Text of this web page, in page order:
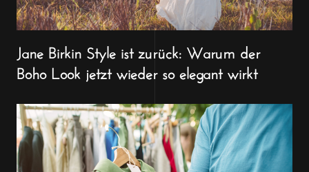
Jane Birkin Style ist zurück: Warum der
Boho Look jetzt wieder so elegant wirkt